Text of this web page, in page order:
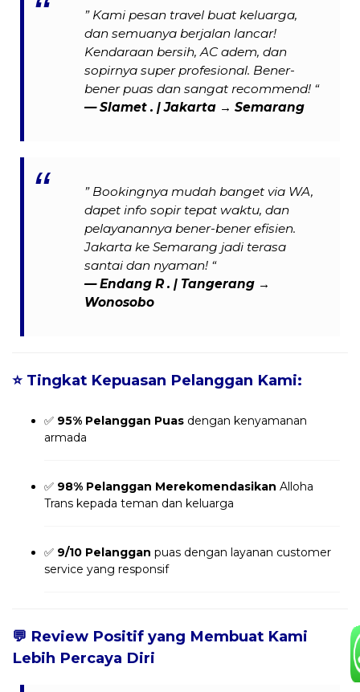
” Kami pesan travel buat keluarga,
dan semuanya berjalan lancar!
Kendaraan bersih, AC adem, dan
sopirnya super profesional. Bener-
bener puas dan sangat recommend! “
— Slamet . | Jakarta → Semarang
” Bookingnya mudah banget via WA,
dapet info sopir tepat waktu, dan
pelayanannya bener-bener efisien.
Jakarta ke Semarang jadi terasa
santai dan nyaman! “
— Endang R . | Tangerang →
Wonosobo
⭐ Tingkat Kepuasan Pelanggan Kami:
✅ 95% Pelanggan Puas dengan kenyamanan
armada
✅ 98% Pelanggan Merekomendasikan Alloha
Trans kepada teman dan keluarga
✅ 9/10 Pelanggan puas dengan layanan customer
service yang responsif
💬 Review Positif yang Membuat Kami
Lebih Percaya Diri